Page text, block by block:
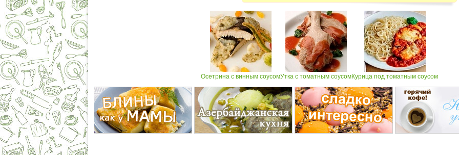
Осетрина с винным соусомУтка с томатным соусомКурица под томатным соусом